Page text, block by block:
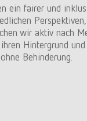
ein fairer und
wir aktiv nach
Hintergrund
Behinderung.